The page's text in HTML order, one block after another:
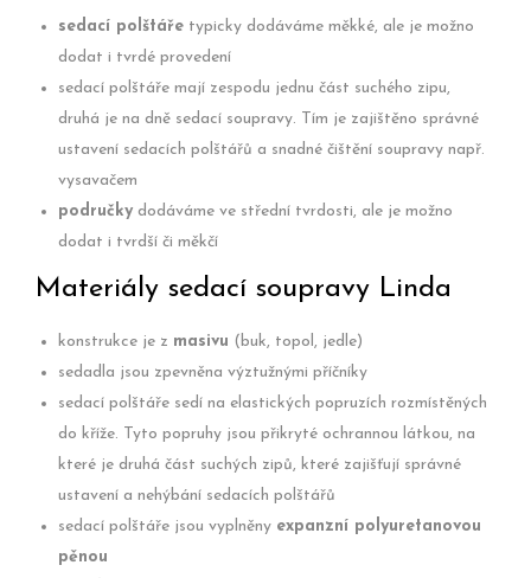
sedací polštáře typicky dodáváme měkké, ale je možno
dodat i tvrdé provedení
sedací polštáře mají zespodu jednu část suchého zipu,
druhá je na dně sedací soupravy. Tím je zajištěno správné
ustavení sedacích polštářů a snadné čištění soupravy např.
vysavačem
područky dodáváme ve střední tvrdosti, ale je možno
dodat i tvrdší či měkčí
Materiály sedací soupravy Linda
konstrukce je z masivu (buk, topol, jedle)
sedadla jsou zpevněna výztužnými příčníky
sedací polštáře sedí na elastických popruzích rozmístěných
do kříže. Tyto popruhy jsou přikryté ochrannou látkou, na
které je druhá část suchých zipů, které zajišťují správné
ustavení a nehýbání sedacích polštářů
sedací polštáře jsou vyplněny expanzní polyuretanovou
pěnou